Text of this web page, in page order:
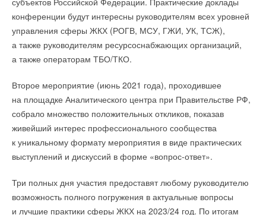
конференции будут интересны руководителям всех уровней
управления сферы ЖКХ (РОГВ, МСУ, ГЖИ, УК, ТСЖ),
а также руководителям ресурсоснабжающих организаций,
а также операторам ТБО/ТКО.
Второе мероприятие (июнь 2021 года), проходившее
на площадке Аналитического центра при Правительстве РФ,
собрало множество положительных откликов, показав
живейший интерес профессионального сообщества
к уникальному формату мероприятия в виде практических
выступлений и дискуссий в форме «вопрос-ответ».
Три полных дня участия предоставят любому руководителю
возможность полного погружения в актуальные вопросы
и лучшие практики сферы ЖКХ на 2023/24 год. По итогам
В Сессии примут участие представители Минстроя РФ
и региональных министерств, российского экологического
общества, юридических компаний, инженеры-экологи
водоканалов и промышленных предприятий, коллеги из
научных и проектных организаций.
Присоединяйтесь и получайте новые знания в сфере
правового регулирования сброса сточных вод.
Об ЭкваТэк:
Международная выставка оборудования технологий для
400+ компаний — производителей оборудования
и поставщиков техники и технологий для водоподготовки,
аккумулятор заряжается до 8
% за 10 минут. В холодную
погоду, когда температура опускается до −10 C, технология
контроля температуры быстро нагревает элементы до
оптимального рабочего диапазона, обеспечивая заряд с 0 до
% за 30 минут.
CATL сообщает, что Shenxing — это первая LFP батарея
с рейтингом 4C (полная зарядка/разрядка за 15 минут).
Функции безопасности включают модернизированный
электролит, сепаратор с защитным покрытием и алгоритмы
регулирования температуры.
Компания также заявила, что технология обеспечивает
быстрое извлечение ионов лития и быструю реакцию